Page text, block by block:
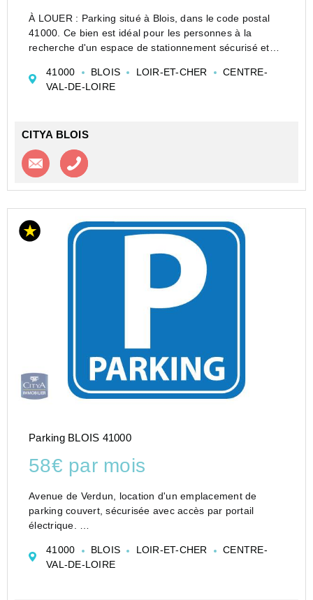
À LOUER : Parking situé à Blois, dans le code postal
41000. Ce bien est idéal pour les personnes à la
recherche d'un espace de stationnement sécurisé et
Le parking est facilement accessible et ne fait pas
parti...
41000 BLOIS LOIR-ET-CHER
CENTRE-
VAL-DE-LOIRE
CITYA BLOIS
Contacter l'agence
Parking BLOIS 41000
58€ par mois
Avenue de Verdun, location d'un emplacement de
parking couvert, sécurisée avec accès par portail
électrique.
Vous pouvez consulter les barèmes d'honoraires à
l'adresse suivante :
41000 BLOIS LOIR-ET-CHER
CENTRE-
VAL-DE-LOIRE